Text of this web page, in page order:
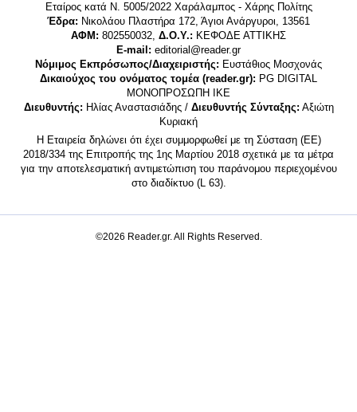
Εταίρος κατά Ν. 5005/2022 Χαράλαμπος - Χάρης Πολίτης
Έδρα: Νικολάου Πλαστήρα 172, Άγιοι Ανάργυροι, 13561
ΑΦΜ: 802550032, Δ.Ο.Υ.: ΚΕΦΟΔΕ ΑΤΤΙΚΗΣ
E-mail: editorial@reader.gr
Νόμιμος Εκπρόσωπος/Διαχειριστής: Ευστάθιος Μοσχονάς
Δικαιούχος του ονόματος τομέα (reader.gr): PG DIGITAL
MONΟΠΡΟΣΩΠΗ ΙΚΕ
Διευθυντής: Ηλίας Αναστασιάδης / Διευθυντής Σύνταξης: Αξιώτη
Κυριακή
Η Εταιρεία δηλώνει ότι έχει συμμορφωθεί με τη Σύσταση (ΕΕ)
2018/334 της Επιτροπής της 1ης Μαρτίου 2018 σχετικά με τα μέτρα
για την αποτελεσματική αντιμετώπιση του παράνομου περιεχομένου
στο διαδίκτυο (L 63).
©2026 Reader.gr. All Rights Reserved.